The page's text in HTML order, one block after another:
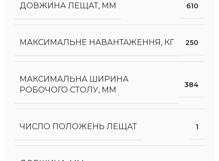
ДОВЖИНА ЛЕЩАТ, ММ 610
МАКСИМАЛЬНЕ НАВАНТАЖЕННЯ, КГ 250
МАКСИМАЛЬНА ШИРИНА
РОБОЧОГО СТОЛУ, ММ
384
ЧИСЛО ПОЛОЖЕНЬ ЛЕЩАТ 1